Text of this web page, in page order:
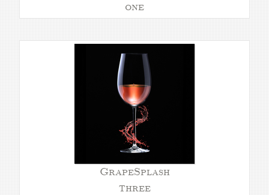
one
GrapeSplash
three